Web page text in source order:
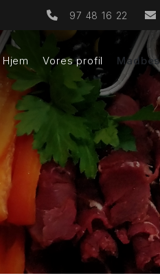
97 48 16 22
Hjem Vores profil